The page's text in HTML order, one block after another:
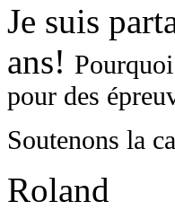
Je suis
ans!
pour des
Soutenons la
Roland